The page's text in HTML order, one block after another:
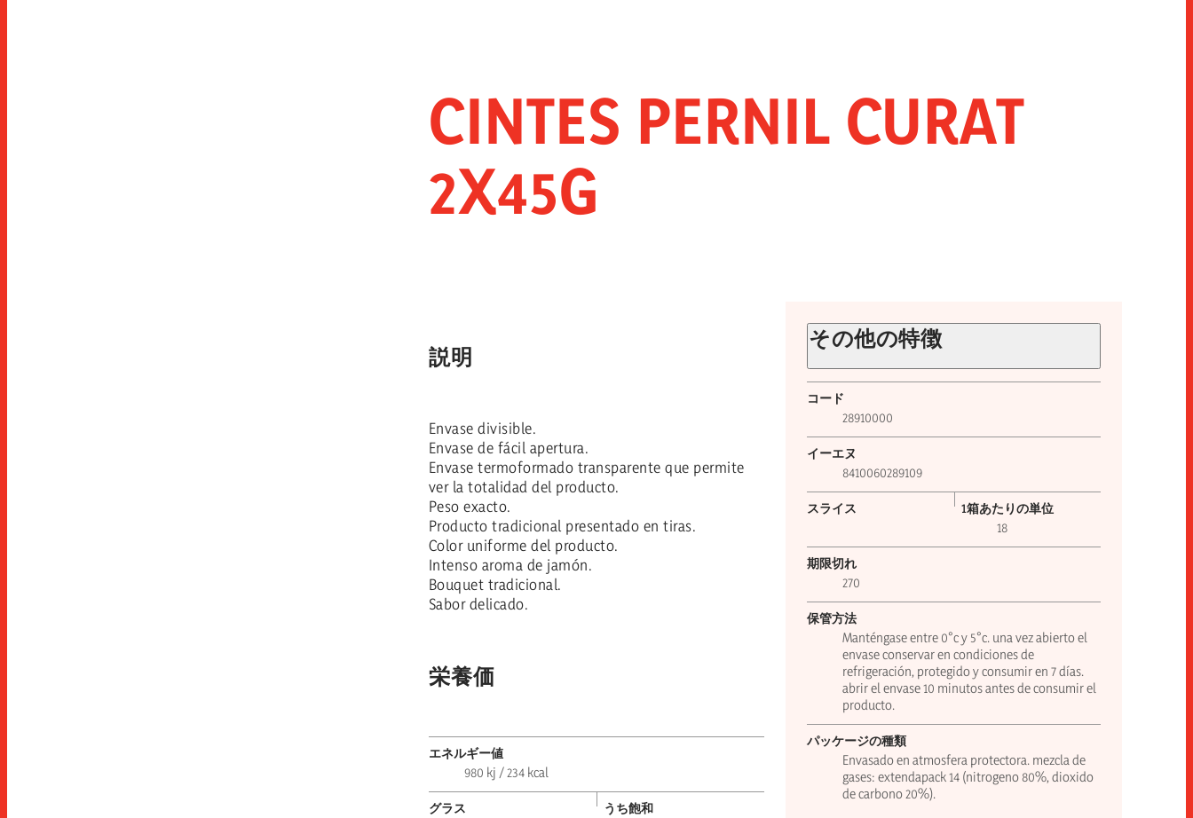
CINTES PERNIL CURAT
2X45G
説明
Envase divisible.
Envase de fácil apertura.
Envase termoformado transparente que permite
ver la totalidad del producto.
Peso exacto.
Producto tradicional presentado en tiras.
Color uniforme del producto.
Intenso aroma de jamón.
Bouquet tradicional.
Sabor delicado.
栄養価
エネルギー値
980 kj / 234 kcal
グラス
うち飽和
その他の特徴
コード
28910000
イーエヌ
8410060289109
スライス
1箱あたりの単位
18
期限切れ
270
保管方法
Manténgase entre 0°c y 5°c. una vez abierto el
envase conservar en condiciones de
refrigeración, protegido y consumir en 7 días.
abrir el envase 10 minutos antes de consumir el
producto.
パッケージの種類
Envasado en atmosfera protectora. mezcla de
gases: extendapack 14 (nitrogeno 80%, dioxido
de carbono 20%).